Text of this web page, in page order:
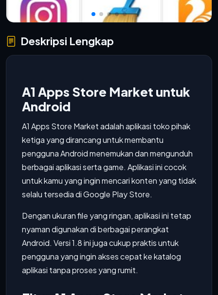
Deskripsi Lengkap
A1 Apps Store Market untuk
Android
A1 Apps Store Market adalah aplikasi toko pihak
ketiga yang dirancang untuk membantu
pengguna Android menemukan dan mengunduh
berbagai aplikasi serta game. Aplikasi ini cocok
untuk kamu yang ingin mencari konten yang tidak
selalu tersedia di Google Play Store.
Dengan ukuran file yang ringan, aplikasi ini tetap
nyaman digunakan di berbagai perangkat
Android. Versi 1.8 ini juga cukup praktis untuk
pengguna yang ingin akses cepat ke katalog
aplikasi tanpa proses yang rumit.